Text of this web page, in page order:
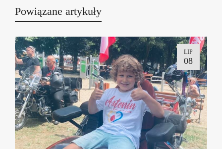
Powiązane artykuły
LIP
08